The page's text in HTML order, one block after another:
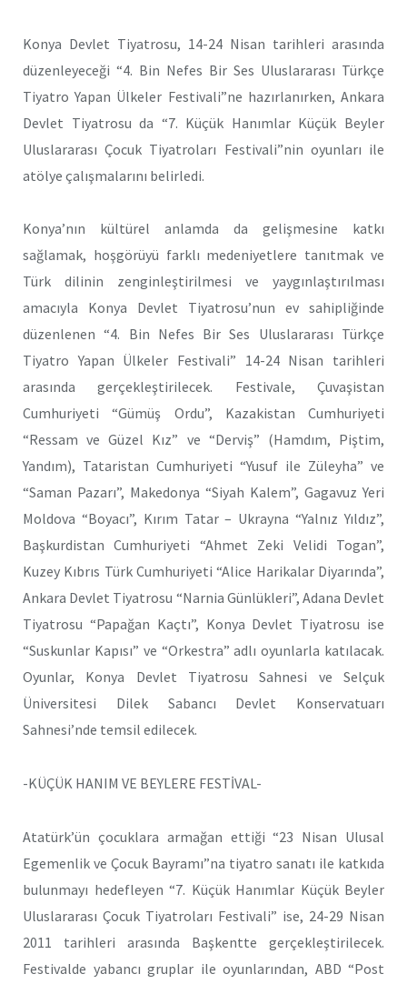
Konya Devlet Tiyatrosu, 14-24 Nisan tarihleri arasında
düzenleyeceği “4. Bin Nefes Bir Ses Uluslararası Türkçe
Tiyatro Yapan Ülkeler Festivali”ne hazırlanırken, Ankara
Devlet Tiyatrosu da “7. Küçük Hanımlar Küçük Beyler
Uluslararası Çocuk Tiyatroları Festivali”nin oyunları ile
atölye çalışmalarını belirledi.
Konya’nın kültürel anlamda da gelişmesine katkı
sağlamak, hoşgörüyü farklı medeniyetlere tanıtmak ve
Türk dilinin zenginleştirilmesi ve yaygınlaştırılması
amacıyla Konya Devlet Tiyatrosu’nun ev sahipliğinde
düzenlenen “4. Bin Nefes Bir Ses Uluslararası Türkçe
Tiyatro Yapan Ülkeler Festivali” 14-24 Nisan tarihleri
arasında gerçekleştirilecek. Festivale, Çuvaşistan
Cumhuriyeti “Gümüş Ordu”, Kazakistan Cumhuriyeti
“Ressam ve Güzel Kız” ve “Derviş” (Hamdım, Piştim,
Yandım), Tataristan Cumhuriyeti “Yusuf ile Züleyha” ve
“Saman Pazarı”, Makedonya “Siyah Kalem”, Gagavuz Yeri
Moldova “Boyacı”, Kırım Tatar – Ukrayna “Yalnız Yıldız”,
Başkurdistan Cumhuriyeti “Ahmet Zeki Velidi Togan”,
Kuzey Kıbrıs Türk Cumhuriyeti “Alice Harikalar Diyarında”,
Ankara Devlet Tiyatrosu “Narnia Günlükleri”, Adana Devlet
Tiyatrosu “Papağan Kaçtı”, Konya Devlet Tiyatrosu ise
“Suskunlar Kapısı” ve “Orkestra” adlı oyunlarla katılacak.
Oyunlar, Konya Devlet Tiyatrosu Sahnesi ve Selçuk
Üniversitesi Dilek Sabancı Devlet Konservatuarı
Sahnesi’nde temsil edilecek.
-KÜÇÜK HANIM VE BEYLERE FESTİVAL-
Atatürk’ün çocuklara armağan ettiği “23 Nisan Ulusal
Egemenlik ve Çocuk Bayramı”na tiyatro sanatı ile katkıda
bulunmayı hedefleyen “7. Küçük Hanımlar Küçük Beyler
Uluslararası Çocuk Tiyatroları Festivali” ise, 24-29 Nisan
2011 tarihleri arasında Başkentte gerçekleştirilecek.
Festivalde yabancı gruplar ile oyunlarından, ABD “Post